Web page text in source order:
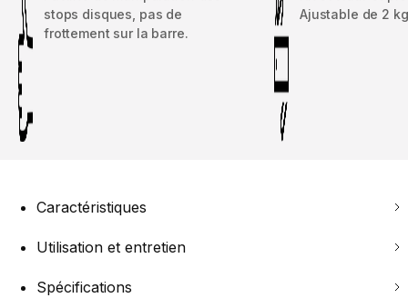
stops disques, pas de
frottement sur la barre.
Ajustable de 2
Caractéristiques
Utilisation et entretien
Spécifications